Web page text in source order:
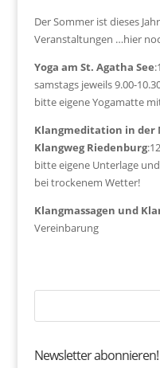
Der Sommer ist dieses
Veranstaltungen …hier
Yoga am St. Agatha See
samstags jeweils 9.00-
bitte eigene Yogamatte
Klangmeditation in
Klangweg Riedenburg
bitte eigene Unterlage
bei trockenem Wetter!
Klangmassagen und
Vereinbarung
Newsletter abonnieren!